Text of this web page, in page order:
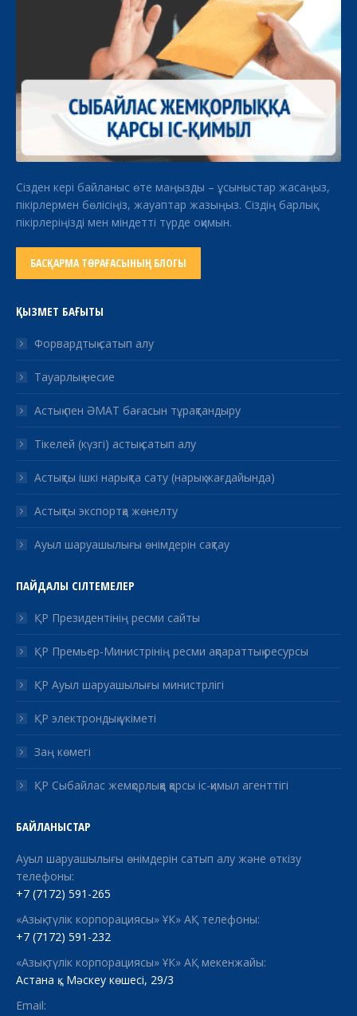
Сізден кері байланыс өте маңызды – ұсыныстар жасаңыз,
пікірлермен бөлісіңіз, жауаптар жазыңыз. Сіздің барлық
пікірлеріңізді мен міндетті түрде оқимын.
БАСҚАРМА ТӨРАҒАСЫНЫҢ БЛОГЫ
ҚЫЗМЕТ БАҒЫТЫ
Форвардтық сатып алу
Тауарлық несие
Астық пен ӘМАТ бағасын тұрақтандыру
Тікелей (күзгі) астық сатып алу
Астықты ішкі нарықта сату (нарық жағдайында)
Астықты экспортқа жөнелту
Ауыл шаруашылығы өнімдерін сақтау
ПАЙДАЛЫ СІЛТЕМЕЛЕР
ҚР Президентінің ресми сайты
ҚР Премьер-Министрінің ресми ақпараттық ресурсы
ҚР Ауыл шаруашылығы министрлігі
ҚР электрондық үкіметі
Заң көмегі
ҚР Сыбайлас жемқорлыққа қарсы іс-қимыл агенттігі
БАЙЛАНЫСТАР
Ауыл шаруашылығы өнімдерін сатып алу және өткізу
телефоны:
+7 (7172) 591-265
«Азық-түлік корпорациясы» ҰК» АҚ телефоны:
+7 (7172) 591-232
«Азық-түлік корпорациясы» ҰК» АҚ мекенжайы:
Астана қ., Мәскеу көшесі, 29/3
Email: